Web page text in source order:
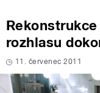
rozhlasu
11. červenec 2011